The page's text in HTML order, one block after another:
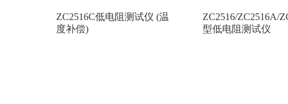
ZC2516C低电阻测试仪 (温
度补偿)
ZC2516/ZC2516A/
型低电阻测试仪